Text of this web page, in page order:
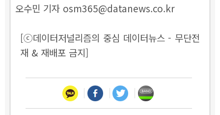
오수민 기자 osm365@datanews.co.kr
[ⓒ데이터저널리즘의 중심 데이터뉴스 - 무단전
재 & 재배포 금지]